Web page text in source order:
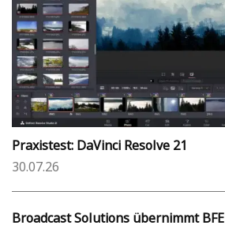
Praxistest: DaVinci Resolve 21
30.07.26
Broadcast Solutions übernimmt BFE